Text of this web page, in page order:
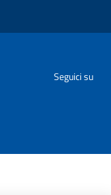
Seguici su